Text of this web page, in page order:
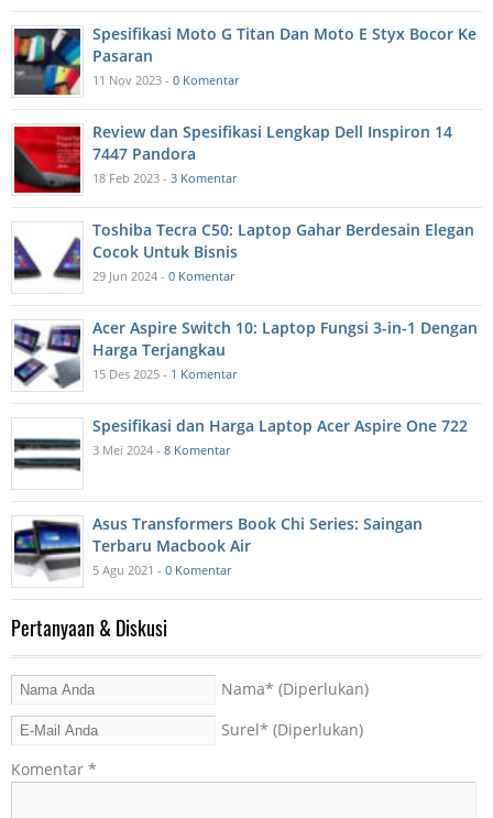
Spesifikasi Moto G Titan Dan Moto E Styx Bocor Ke
Pasaran
11 Nov 2023 - 0 Komentar
Review dan Spesifikasi Lengkap Dell Inspiron 14
7447 Pandora
18 Feb 2023 - 3 Komentar
Toshiba Tecra C50: Laptop Gahar Berdesain Elegan
Cocok Untuk Bisnis
29 Jun 2024 - 0 Komentar
Acer Aspire Switch 10: Laptop Fungsi 3-in-1 Dengan
Harga Terjangkau
15 Des 2025 - 1 Komentar
Spesifikasi dan Harga Laptop Acer Aspire One 722
3 Mei 2024 - 8 Komentar
Asus Transformers Book Chi Series: Saingan
Terbaru Macbook Air
5 Agu 2021 - 0 Komentar
Pertanyaan & Diskusi
Nama* (Diperlukan)
Surel* (Diperlukan)
Komentar *